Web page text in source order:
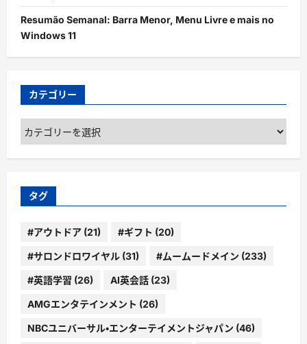
Resumão Semanal: Barra Menor, Menu Livre e mais no
Windows 11
カテゴリー
カ
テ
ゴ
ー
タグ
#アウトドア (21) #ギフト (20)
#サロンドロワイヤル (31) #ムームードメイン (233)
#英語学習 (26) AI英会話 (23)
AMGエンタテインメント (26)
NBCユニバーサル・エンターテイメントジャパン (46)